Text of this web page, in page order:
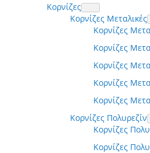
Κορνίζες
Κορνίζες Μεταλικές
Κορνίζες
Κορνίζες
Κορνίζες
Κορνίζες
Κορνίζες
Κορνίζες Πολυρεζίν
Κορνίζες
Κορνίζες